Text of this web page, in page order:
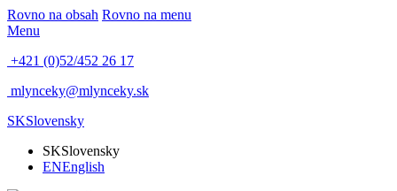
Rovno na obsah Rovno na menu
Menu
+421 (0)52/452 26 17
mlynceky@mlynceky.sk
SKSlovensky
SKSlovensky
ENEnglish